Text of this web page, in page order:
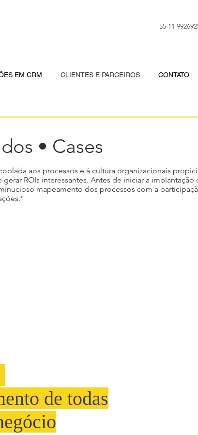
55 11
EM CRM CLIENTES E PARCEIROS CONTATO
• Cases
aos processos e à cultura organizacionais
ROIs interessantes. Antes de iniciar a implantação
mapeamento dos processos com a
de todas